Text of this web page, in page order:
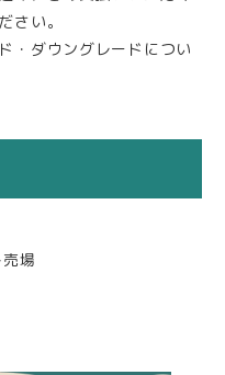
さい。
・ダウングレードについ
場